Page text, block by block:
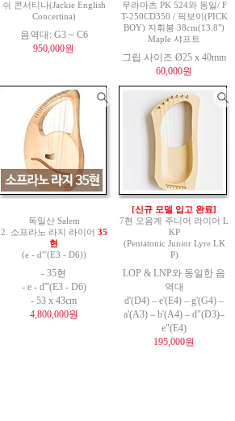
쉬 콘서티나(Jackie English
Concertina)
음역대: G3 ~ C6
950,000원
무라마츠 PK 524와 동일/ F
T-250CD350 / 픽보이(PICK
BOY) 지휘봉 38cm(13.8")
Maple 샤프트
그립 사이즈 Ø25 x 40mm
60,000원
독일산 Salem
2. 소프라노 라지 라이어 35
현
(e - d'''(E3 - D6))
- 35현
- e - d'''(E3 - D6)
- 53 x 43cm
4,800,000원
[신규 모델 입고 완료]
7현 오음계 주니어 라이어 L
KP
(Pentatonic Junior Lyre LK
P)
LOP & LNP와 동일한 음
역대
d'(D4) – e'(E4) – g'(G4) –
a'(A3) – b'(A4) – d"(D3)–
e"(E4)
195,000원